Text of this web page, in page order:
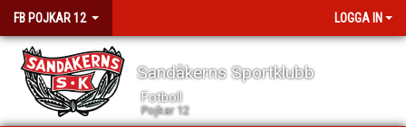
FB POJKAR 12 LOGGA IN
Sandåkerns Sportklubb
Fotboll
Pojkar 12